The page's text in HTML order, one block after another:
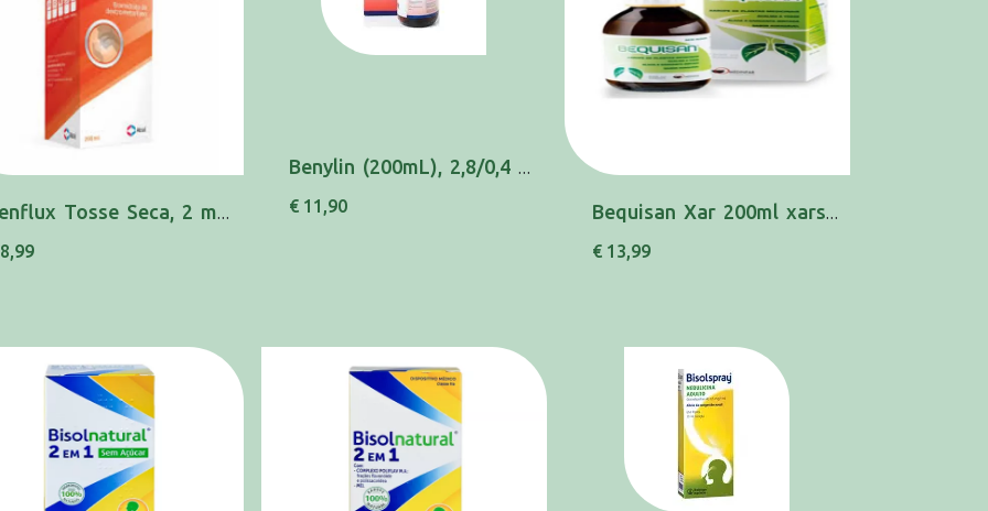
Benflux Tosse Seca, 2 mg/mL x 1 sol oral mL
Benylin (200mL), 2,8/0,4 mg/mL x 1 xar mL
€ 11,90 Bequisan Xar 200ml xars mL
€ 13,99